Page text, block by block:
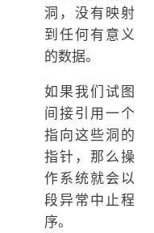
洞，没有映射
到任何有意义
的数据。
如果我们试图
间接引用一个
指向这些洞的
指针，那么操
作系统就会以
段异常中止程
序。